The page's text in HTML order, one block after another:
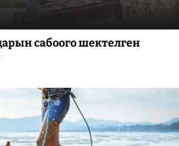
сабоого шектелген